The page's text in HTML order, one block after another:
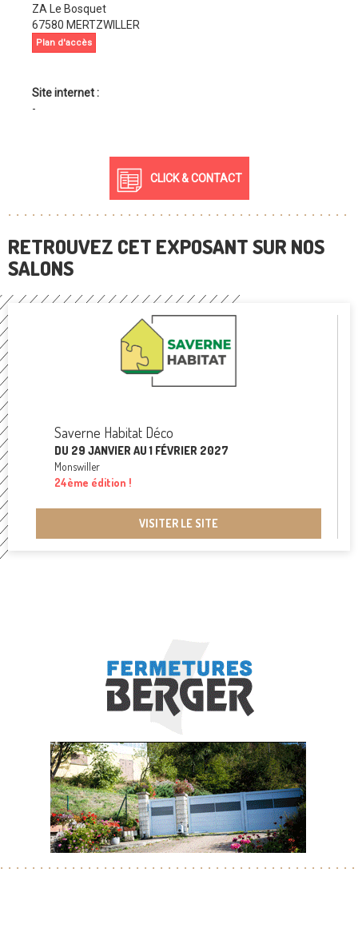
ZA Le Bosquet
67580 MERTZWILLER
Plan d'accès
Site internet :
-
CLICK & CONTACT
RETROUVEZ CET EXPOSANT SUR NOS
SALONS
Saverne Habitat Déco
DU 29 JANVIER AU 1 FÉVRIER 2027
Monswiller
24ème édition !
VISITER LE SITE